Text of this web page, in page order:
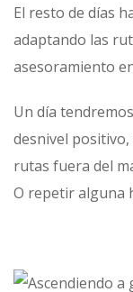
El resto de días
adaptando las
asesoramiento
Un día
desnivel
rutas fuera del
O repetir alguna